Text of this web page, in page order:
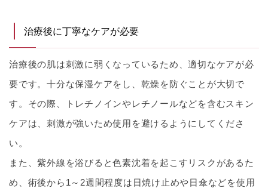
治療後に丁寧なケアが必要
治療後の肌は刺激に弱くなっているため、適切なケアが必
要です。十分な保湿ケアをし、乾燥を防ぐことが大切で
す。その際、トレチノインやレチノールなどを含むスキン
ケアは、刺激が強いため使用を避けるようにしてくださ
い。
また、紫外線を浴びると色素沈着を起こすリスクがあるた
め、術後から1～2週間程度は日焼け止めや日傘などを使用